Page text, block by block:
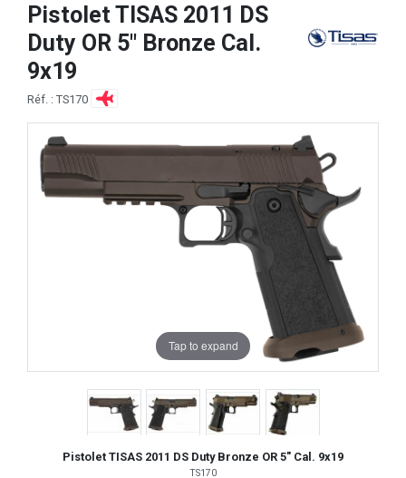
Pistolet TISAS 2011 DS
Duty OR 5" Bronze Cal.
9x19
Réf. : TS170
Tap to expand
Pistolet TISAS 2011 DS Duty Bronze OR 5" Cal. 9x19
TS170